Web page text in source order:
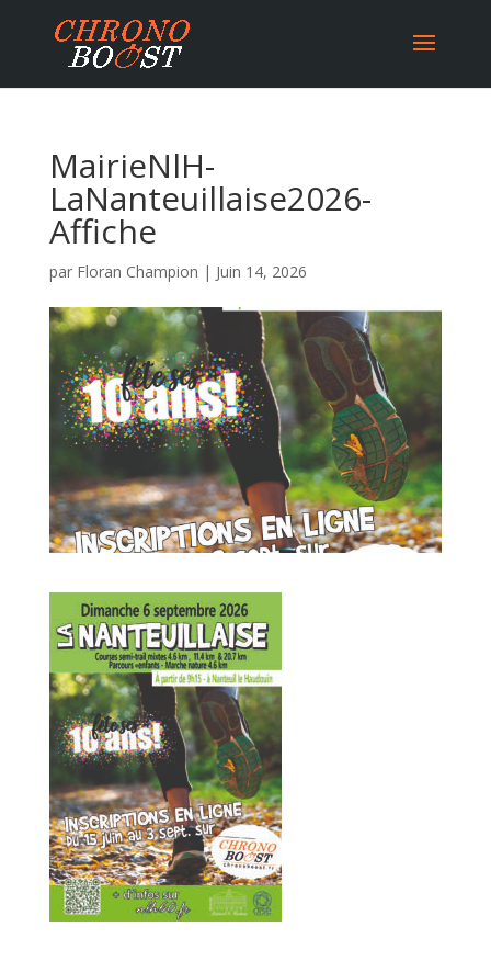
MairieNlH-
LaNanteuillaise2026-
Affiche
par Floran Champion | Juin 14, 2026